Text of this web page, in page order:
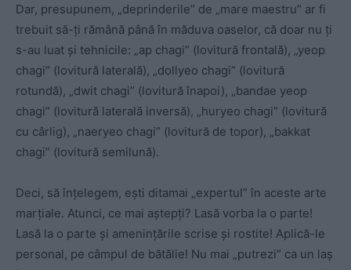
Dar, presupunem, „deprinderile” de „mare maestru” ar fi
trebuit să-ți rămână până în măduva oaselor, că doar nu ți
s-au luat și tehnicile: „ap chagi” (lovitură frontală), „yeop
chagi” (lovitură laterală), „dollyeo chagi” (lovitură
rotundă), „dwit chagi” (lovitură înapoi), „bandae yeop
chagi” (lovitură laterală inversă), „huryeo chagi” (lovitură
cu cârlig), „naeryeo chagi” (lovitură de topor), „bakkat
chagi” (lovitură semilună).
Deci, să înțelegem, ești ditamai „expertul” în aceste arte
marțiale. Atunci, ce mai aștepți? Lasă vorba la o parte!
Lasă la o parte și amenințările scrise și rostite! Aplică-le
personal, pe câmpul de bătălie! Nu mai „putrezi” ca un laș